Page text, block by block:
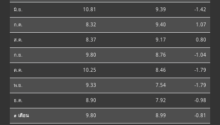
มิ.ย. 10.81 9.39 -1.42
ก.ค. 8.32 9.40 1.07
ส.ค. 8.37 9.17 0.80
ก.ย. 9.80 8.76 -1.04
ต.ค. 10.25 8.46 -1.79
พ.ย. 9.33 7.54 -1.79
ธ.ค. 8.90 7.92 -0.98
⌀ เดือน 9.80 8.99 -0.81